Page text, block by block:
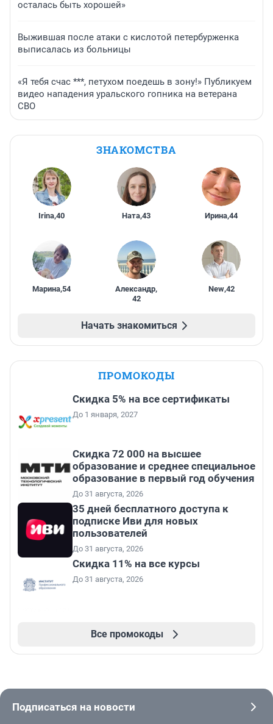
осталась быть хорошей»
Выжившая после атаки с кислотой петербурженка
выписалась из больницы
«Я тебя счас ***, петухом поедешь в зону!» Публикуем
видео нападения уральского гопника на ветерана
СВО
ЗНАКОМСТВА
Irina,40 Ната,43 Ирина,44
Марина,54 Александр,
42
New,42
Начать знакомиться
ПРОМОКОДЫ
Скидка 5% на все сертификаты
До 1 января, 2027
Скидка 72 000 на высшее
образование и среднее специальное
образование в первый год обучения
До 31 августа, 2026
35 дней бесплатного доступа к
подписке Иви для новых
пользователей
До 31 августа, 2026
Скидка 11% на все курсы
До 31 августа, 2026
Все промокоды
Подписаться на новости